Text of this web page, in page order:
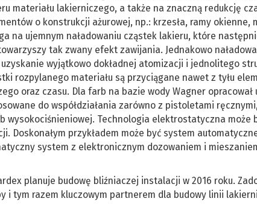
materiału lakierniczego, a także na znaczną redukcję
o konstrukcji ażurowej, np.: krzesła, ramy okienne,
na ujemnym naładowaniu cząstek lakieru, które
tak zwany efekt zawijania. Jednakowo
wyjątkowo dokładnej atomizacji i jednolitego
rozpylanego materiału są przyciągane nawet z tyłu
oraz czasu. Dla farb na bazie wody Wagner
do współdziałania zarówno z pistoletami
wysokociśnieniowej. Technologia elektrostatyczna może
Doskonałym przykładem może być system
system z elektronicznym dozowaniem i
planuje budowę bliźniaczej instalacji w 2016 roku.
i tym razem kluczowym partnerem dla budowy linii